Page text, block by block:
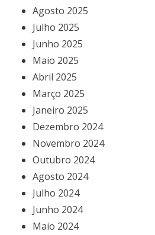
Agosto 2025
Julho 2025
Junho 2025
Maio 2025
Abril 2025
Março 2025
Janeiro 2025
Dezembro 2024
Novembro 2024
Outubro 2024
Agosto 2024
Julho 2024
Junho 2024
Maio 2024